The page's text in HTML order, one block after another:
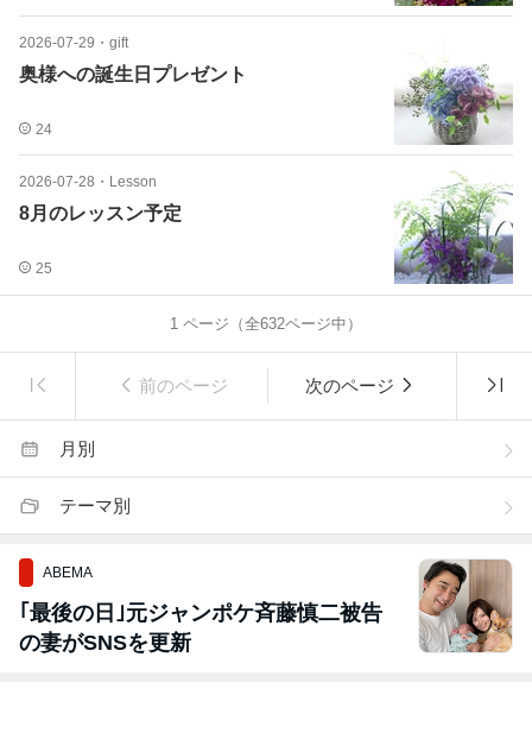
2026-07-29 ・ gift
奥様への誕生日プレゼント
24
2026-07-28 ・ Lesson
8月のレッスン予定
25
1 ページ（全632ページ中）
前のページ 次のページ
月別
テーマ別
ABEMA
｢最後の日｣元ジャンポケ斉藤慎二被告
の妻がSNSを更新